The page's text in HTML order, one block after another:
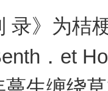
录》为桔
．et